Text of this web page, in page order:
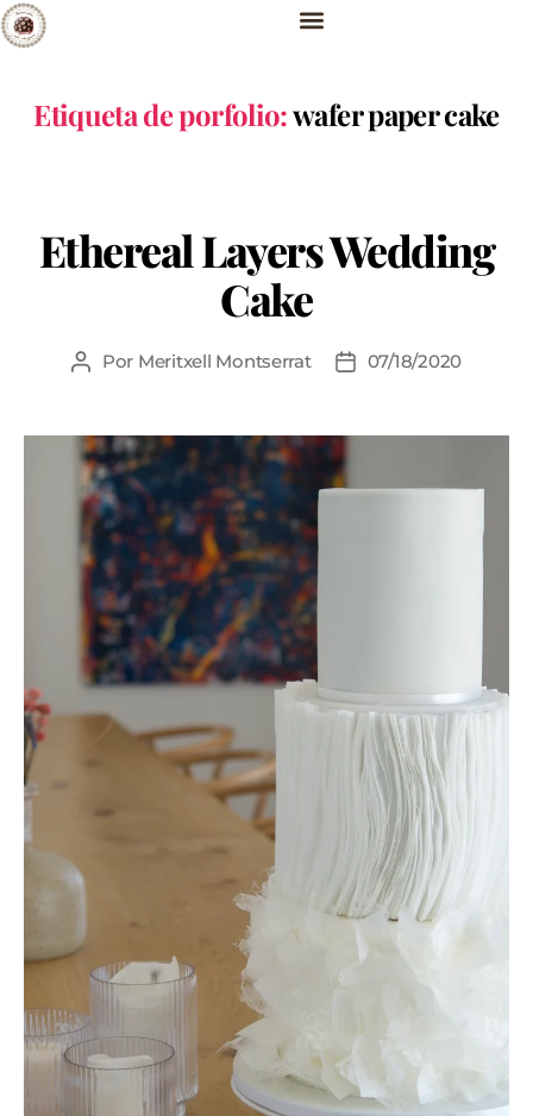
Etiqueta de porfolio:wafer paper cake
Ethereal Layers Wedding
Cake
Por Meritxell Montserrat 07/18/2020